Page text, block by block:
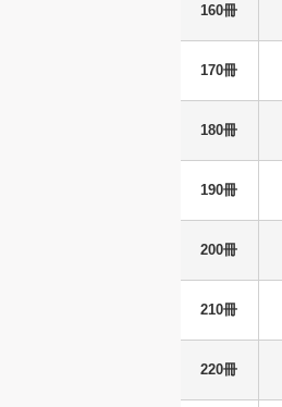
160冊
170冊
180冊
190冊
200冊
210冊
220冊